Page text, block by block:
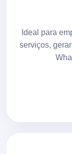
Ideal para
serviços,